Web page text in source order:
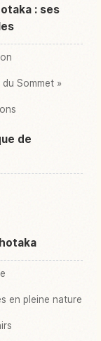
: ses
Sommet »
de
en pleine nature